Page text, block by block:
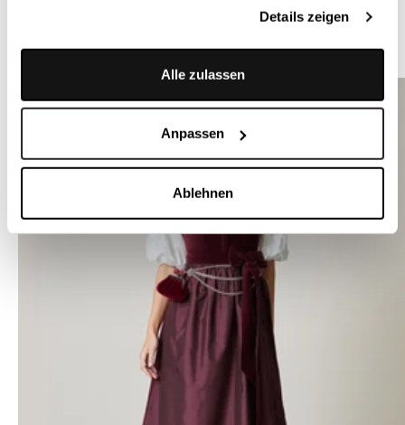
Details zeigen
Alle zulassen
Anpassen
Ablehnen
ÄHNLICHE PRODUKTE